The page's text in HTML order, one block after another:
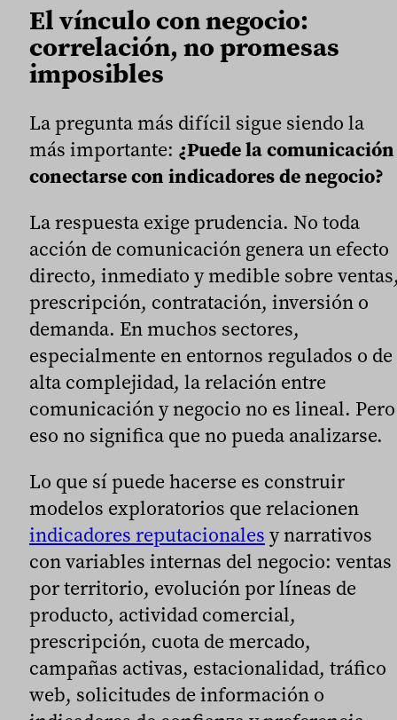
El vínculo con negocio:
correlación, no promesas
imposibles
La pregunta más difícil sigue siendo la
más importante: ¿Puede la comunicación
conectarse con indicadores de negocio?
La respuesta exige prudencia. No toda
acción de comunicación genera un efecto
directo, inmediato y medible sobre
prescripción, contratación, inversión o
demanda. En muchos sectores,
especialmente en entornos regulados o de
alta complejidad, la relación entre
comunicación y negocio no es lineal. Pero
eso no significa que no pueda analizarse.
Lo que sí puede hacerse es construir
modelos exploratorios que relacionen
indicadores reputacionales y narrativos
con variables internas del negocio: ventas
por territorio, evolución por líneas de
producto, actividad comercial,
prescripción, cuota de mercado,
campañas activas, estacionalidad, tráfico
web, solicitudes de información o